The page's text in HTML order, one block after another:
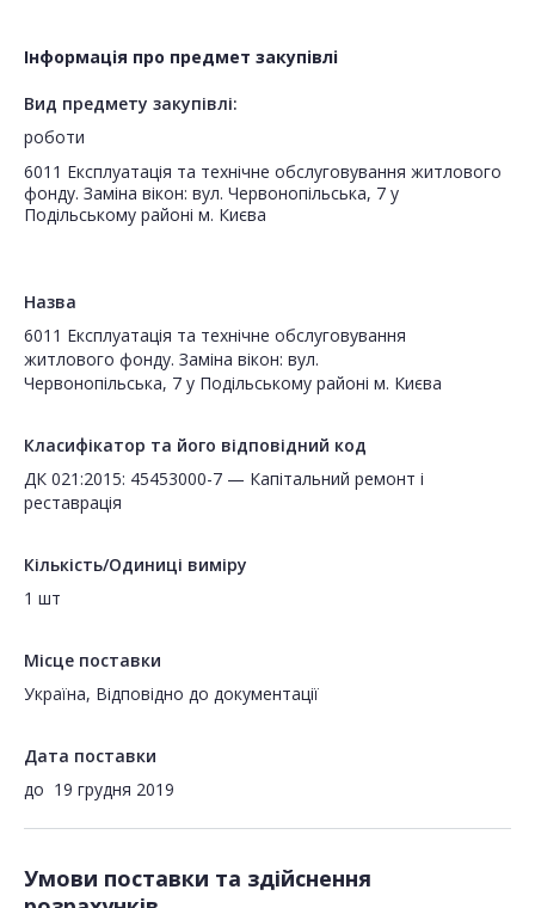
Інформація про предмет закупівлі
Вид предмету закупівлі:
роботи
6011 Експлуатація та технічне обслуговування житлового
фонду. Заміна вікон: вул. Червонопільська, 7 у
Подільському районі м. Києва
Назва
6011 Експлуатація та технічне обслуговування
житлового фонду. Заміна вікон: вул.
Червонопільська, 7 у Подільському районі м. Києва
Класифікатор та його відповідний код
ДК 021:2015: 45453000-7 — Капітальний ремонт і
реставрація
Кількість/Одиниці виміру
1 шт
Місце поставки
Україна, Відповідно до документації
Дата поставки
до 19 грудня 2019
Умови поставки та здійснення